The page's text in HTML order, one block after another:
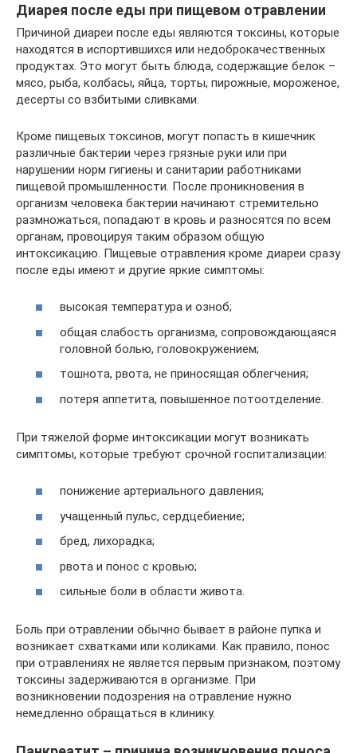
Диарея после еды при пищевом отравлении
Причиной диареи после еды являются токсины, которые
находятся в испортившихся или недоброкачественных
продуктах. Это могут быть блюда, содержащие белок –
мясо, рыба, колбасы, яйца, торты, пирожные, мороженое,
десерты со взбитыми сливками.
Кроме пищевых токсинов, могут попасть в кишечник
различные бактерии через грязные руки или при
нарушении норм гигиены и санитарии работниками
пищевой промышленности. После проникновения в
организм человека бактерии начинают стремительно
размножаться, попадают в кровь и разносятся по всем
органам, провоцируя таким образом общую
интоксикацию. Пищевые отравления кроме диареи сразу
после еды имеют и другие яркие симптомы:
высокая температура и озноб;
общая слабость организма, сопровождающаяся
головной болью, головокружением;
тошнота, рвота, не приносящая облегчения;
потеря аппетита, повышенное потоотделение.
При тяжелой форме интоксикации могут возникать
симптомы, которые требуют срочной госпитализации:
понижение артериального давления;
учащенный пульс, сердцебиение;
бред, лихорадка;
рвота и понос с кровью;
сильные боли в области живота.
Боль при отравлении обычно бывает в районе пупка и
возникает схватками или коликами. Как правило, понос
при отравлениях не является первым признаком, поэтому
токсины задерживаются в организме. При
возникновении подозрения на отравление нужно
немедленно обращаться в клинику.